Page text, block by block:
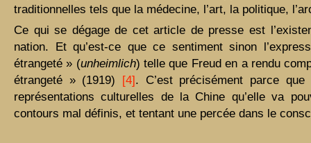
traditionnelles tels que la médecine, l’art, la politique,
Ce qui se dégage de cet article de presse est
nation. Et qu’est-ce que ce sentiment sinon
étrangeté » (unheimlich) telle que Freud en a rendu
étrangeté » (1919) [4]. C’est précisément parce
représentations culturelles de la Chine qu’elle va
contours mal définis, et tentant une percée dans le